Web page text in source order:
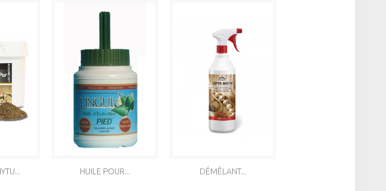
HUILE POUR... DÉMÊLANT...